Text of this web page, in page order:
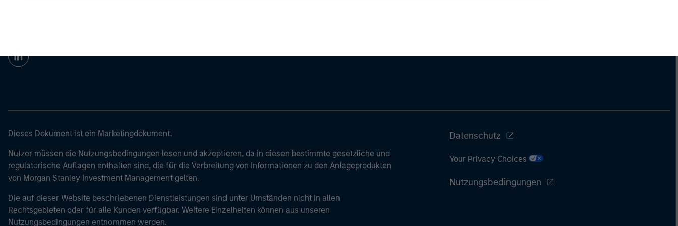
Dieses Dokument ist ein Marketingdokument.
Nutzer müssen die Nutzungsbedingungen lesen und akzeptieren, da in diesen bestimmte gesetzliche und
regulatorische Auflagen enthalten sind, die für die Verbreitung von Informationen zu den Anlageprodukten
von Morgan Stanley Investment Management gelten.
Die auf dieser Website beschriebenen Dienstleistungen sind unter Umständen nicht in allen
Rechtsgebieten oder für alle Kunden verfügbar. Weitere Einzelheiten können aus unseren
Nutzungsbedingungen entnommen werden.
Datenschutz
Your Privacy Choices
Nutzungsbedingungen